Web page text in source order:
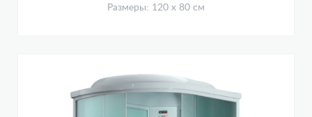
Размеры: 120 х 80 см